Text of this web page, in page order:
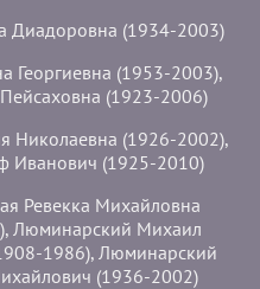
Диадоровна (1934-2003)
Георгиевна (1953-2003),
(1923-2006)
Николаевна (1926-2002),
Иванович (1925-2010)
Ревекка Михайловна
Люминарский Михаил
1986), Люминарский
(1936-2002)